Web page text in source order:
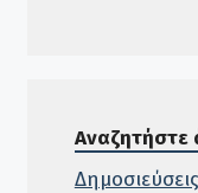
Αναζητήστε
Δημοσιεύσεις